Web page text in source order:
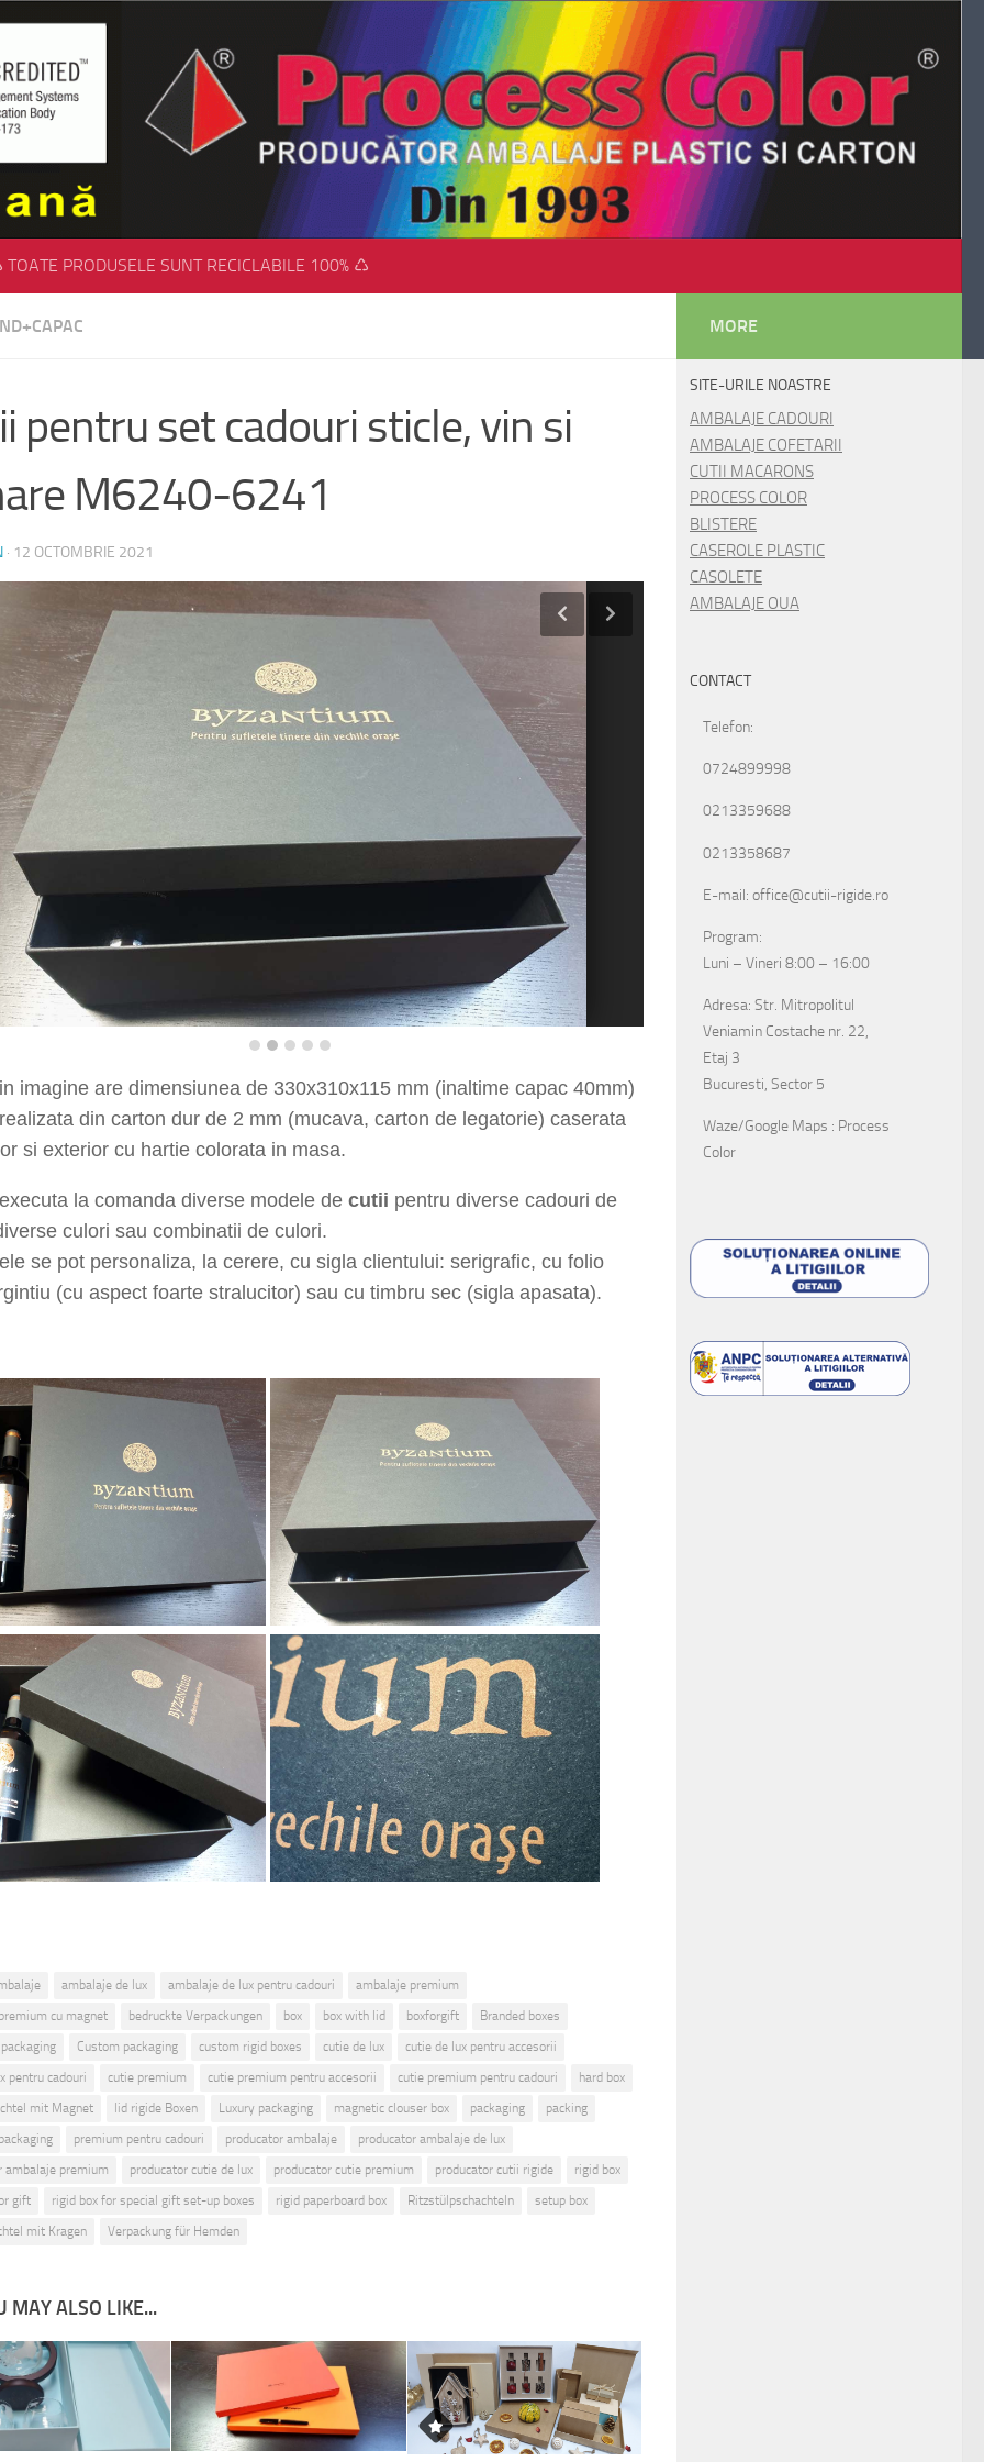
PRODUSELE SUNT RECICLABILE 100% ♺
pentru set cadouri sticle, vin si
M6240-6241
· 12 OCTOMBRIE 2021
imagine are dimensiunea de 330x310x115 mm (inaltime capac 40mm)
ealizata din carton dur de 2 mm (mucava, carton de legatorie) caserata
si exterior cu hartie colorata in masa.
la comanda diverse modele de cutii pentru diverse cadouri de
culori sau combinatii de culori.
se pot personaliza, la cerere, cu sigla clientului: serigrafic, cu folio
(cu aspect foarte stralucitor) sau cu timbru sec (sigla apasata).
ambalaje de lux ambalaje de lux pentru cadouri
ambalaje premium
cu magnet
bedruckte Verpackungen box box with lid boxforgift
Branded boxes
Custom packaging custom rigid boxes cutie de lux
cutie de lux pentru accesorii
pentru cadouri
cutie premium cutie premium pentru accesorii cutie premium pentru cadouri
hard box
mit Magnet
lid rigide Boxen Luxury packaging magnetic clouser box packaging
packing
premium pentru cadouri producator ambalaje
producator ambalaje de lux
ambalaje premium
producator cutie de lux producator cutie premium producator cutii rigide
rigid box
gift
rigid box for special gift set-up boxes rigid paperboard box Ritzstülpschachteln
setup box
mit Kragen
Verpackung für Hemden
MAY ALSO LIKE...
MORE
SITE-URILE NOASTRE
AMBALAJE CADOURI
AMBALAJE COFETARII
CUTII MACARONS
PROCESS COLOR
BLISTERE
CASEROLE PLASTIC
CASOLETE
AMBALAJE OUA
CONTACT
Telefon:
0724899998
0213359688
0213358687
E-mail: office@cutii-rigide.ro
Program:
Luni – Vineri 8:00 – 16:00
Adresa: Str. Mitropolitul
Veniamin Costache nr. 22,
Etaj 3
Bucuresti, Sector 5
Waze/Google Maps : Process
Color